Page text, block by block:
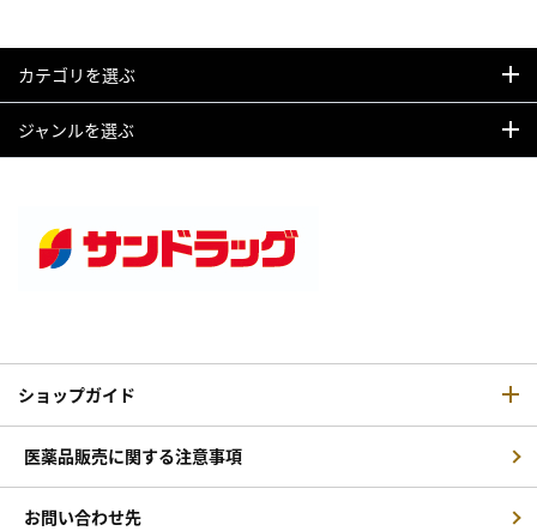
カテゴリを選ぶ
ジャンルを選ぶ
ショップガイド
医薬品販売に関する注意事項
お問い合わせ先